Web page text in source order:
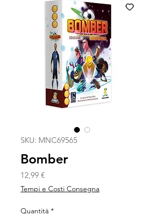
SKU: MNC69565
Bomber
12,99 €Prezzo
Tempi e Costi Consegna
Quantità *